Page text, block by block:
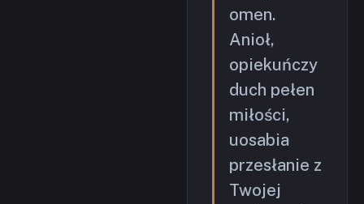
omen.
Anioł,
opiekuńczy
duch pełen
miłości,
uosabia
przesłanie z
Twojej